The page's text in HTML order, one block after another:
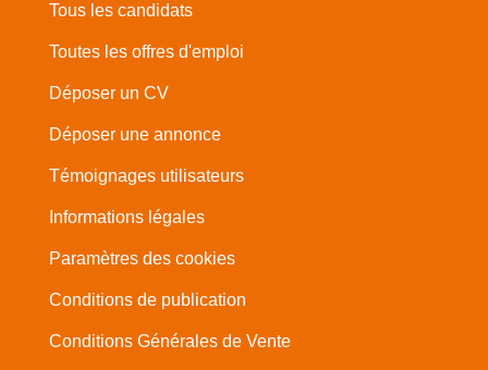
Tous les candidats
Toutes les offres d'emploi
Déposer un CV
Déposer une annonce
Témoignages utilisateurs
Informations légales
Paramètres des cookies
Conditions de publication
Conditions Générales de Vente